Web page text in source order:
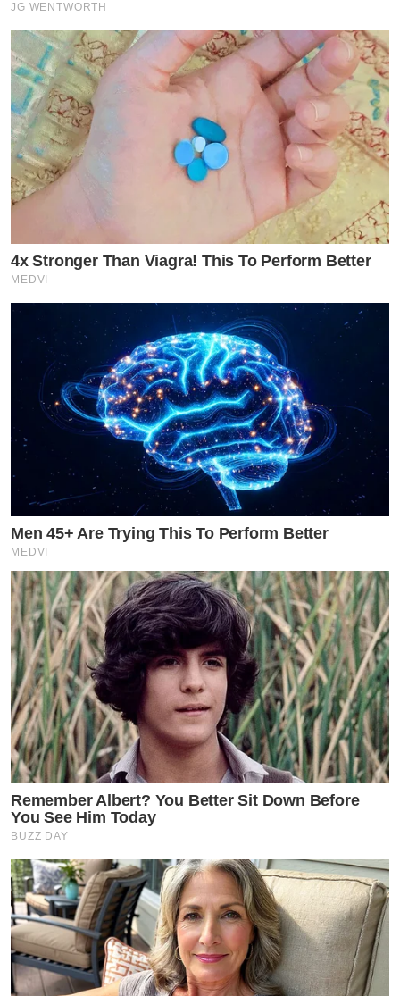
JG WENTWORTH
4x Stronger Than Viagra! This To Perform Better
MEDVI
Men 45+ Are Trying This To Perform Better
MEDVI
Remember Albert? You Better Sit Down Before
You See Him Today
BUZZ DAY